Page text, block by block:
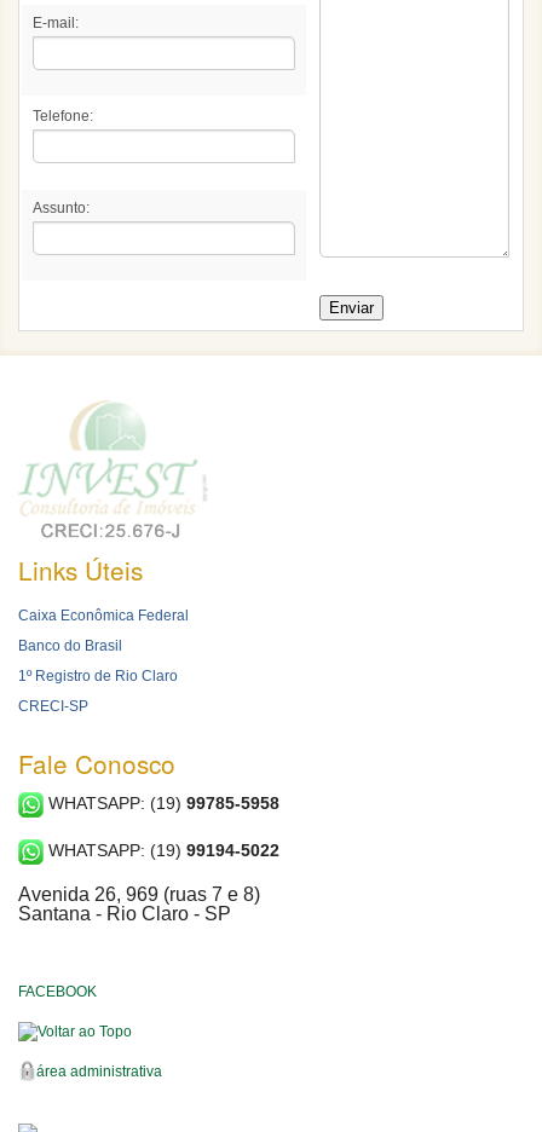
E-mail:
Telefone:
Assunto:
Links Úteis
Caixa Econômica Federal
Banco do Brasil
1º Registro de Rio Claro
CRECI-SP
Fale Conosco
WHATSAPP: (19) 99785-5958
WHATSAPP: (19) 99194-5022
Avenida 26, 969 (ruas 7 e 8)
Santana - Rio Claro - SP
FACEBOOK
Voltar ao Topo
área administrativa